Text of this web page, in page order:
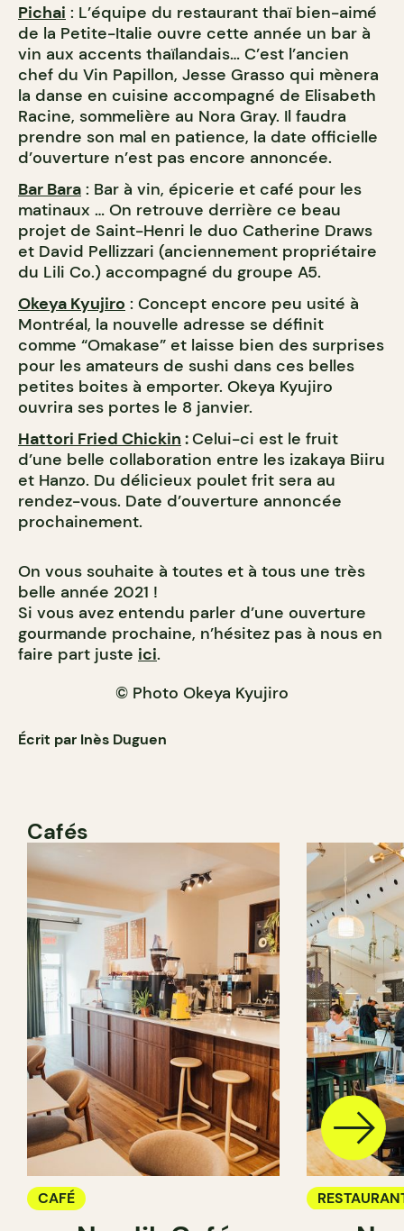
Pichai : L’équipe du restaurant thaï bien-aimé
de la Petite-Italie ouvre cette année un bar à
vin aux accents thaïlandais… C’est l’ancien
chef du Vin Papillon, Jesse Grasso qui mènera
la danse en cuisine accompagné de Elisabeth
Racine, sommelière au Nora Gray. Il faudra
prendre son mal en patience, la date officielle
d’ouverture n’est pas encore annoncée.
Bar Bara : Bar à vin, épicerie et café pour les
matinaux … On retrouve derrière ce beau
projet de Saint-Henri le duo Catherine Draws
et David Pellizzari (anciennement propriétaire
du Lili Co.) accompagné du groupe A5.
Okeya Kyujiro : Concept encore peu usité à
Montréal, la nouvelle adresse se définit
comme “Omakase” et laisse bien des surprises
pour les amateurs de sushi dans ces belles
petites boites à emporter. Okeya Kyujiro
ouvrira ses portes le 8 janvier.
Hattori Fried Chickin :Celui-ci est le fruit
d’une belle collaboration entre les izakaya Biiru
et Hanzo. Du délicieux poulet frit sera au
rendez-vous. Date d’ouverture annoncée
prochainement.
On vous souhaite à toutes et à tous une très
belle année 2021 !
Si vous avez entendu parler d’une ouverture
gourmande prochaine, n’hésitez pas à nous en
faire part juste ici.
© Photo Okeya Kyujiro
Écrit par Inès Duguen
Cafés
CAFÉ